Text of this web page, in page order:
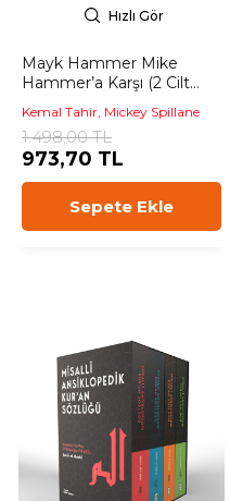
Hızlı Gör
Mayk Hammer Mike
Hammer’a Karşı (2 Cilt
Kemal Tahir, Mickey Spillane
1.498,00 TL
973,70 TL
Sepete Ekle